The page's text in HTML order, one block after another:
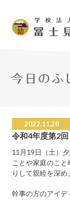
2022.11.28
令和4年度第2
11月19日（土）
ことや家庭のこ
りして親睦を深め
幹事の方のアイデ